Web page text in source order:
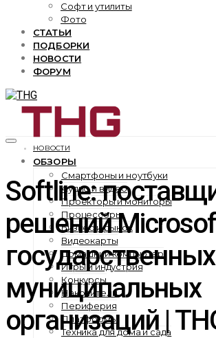
Софт и утилиты
Фото
СТАТЬИ
ПОДБОРКИ
НОВОСТИ
ФОРУМ
ОБЗОРЫ
Смартфоны и ноутбуки
Аудио и видео
Проекторы и мониторы
Процессоры
Бизнес и рынок
Видеокарты
Домашний компьютер
Игры и индустрия
Конкурсы
Накопители
Периферия
Платформы
Техника для дома и сада
НОВОСТИ
Softline:
решений
муниципальных
организаций |